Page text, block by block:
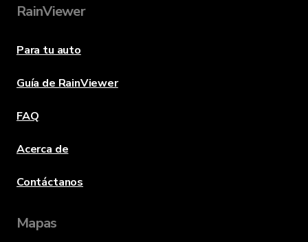
RainViewer
Para tu auto
Guía de RainViewer
FAQ
Acerca de
Contáctanos
Mapas